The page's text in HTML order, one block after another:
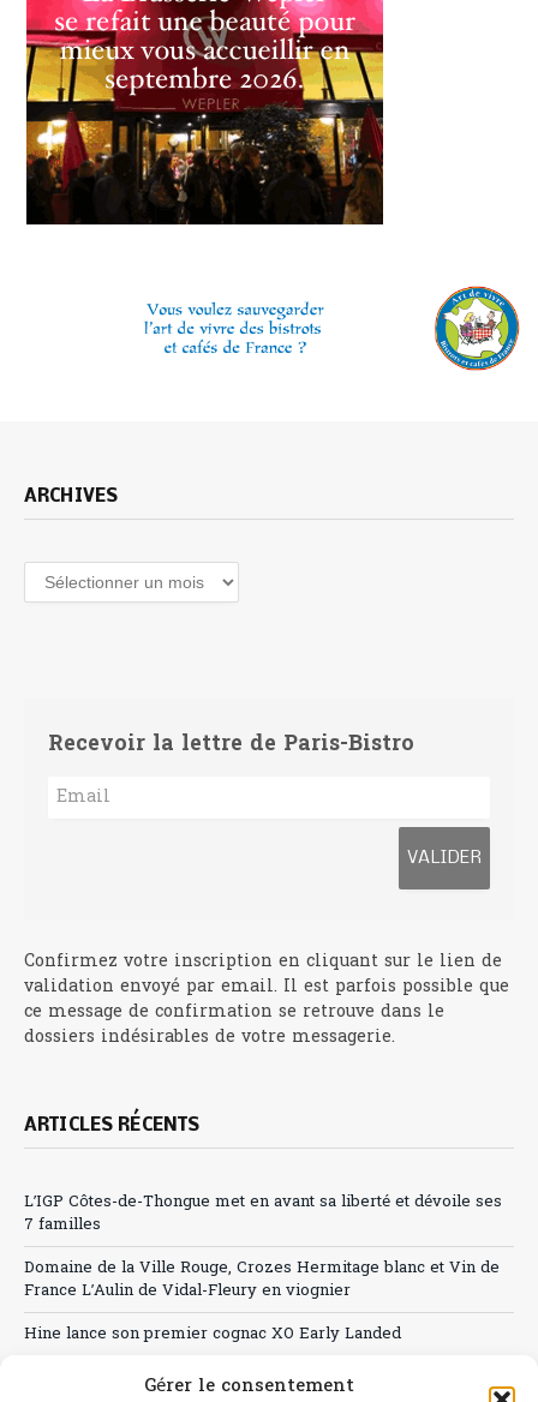
Gérer le consentement
ARCHIVES
Archives
Recevoir la lettre de Paris-Bistro
Confirmez votre inscription en cliquant sur le lien de
validation envoyé par email. Il est parfois possible que
ce message de confirmation se retrouve dans le
dossiers indésirables de votre messagerie.
ARTICLES RÉCENTS
L’IGP Côtes-de-Thongue met en avant sa liberté et dévoile ses
7 familles
Domaine de la Ville Rouge, Crozes Hermitage blanc et Vin de
France L’Aulin de Vidal-Fleury en viognier
Hine lance son premier cognac XO Early Landed
Canicule : A quand le CHR à « l’heure espagnole » ?